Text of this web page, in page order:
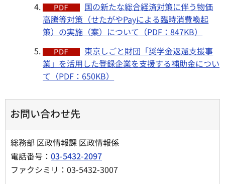
国の新たな総合経済対策に伴う物価
高騰等対策（せたがやPayによる臨時消費喚起
策）の実施（案）について（PDF：847KB）
東京しごと財団「奨学金返還支援事
業」を活用した登録企業を支援する補助金につい
て（PDF：650KB）
お問い合わせ先
総務部 区政情報課 区政情報係
電話番号： 03-5432-2097
ファクシミリ：03-5432-3007